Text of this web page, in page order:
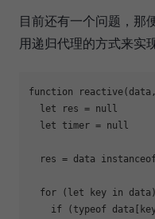
目前还有一个问题，那
用递归代理的方式来实
function reactive(
let res = null
let timer = null
  res = data
instanceof
for ( let key in
if ( typeof